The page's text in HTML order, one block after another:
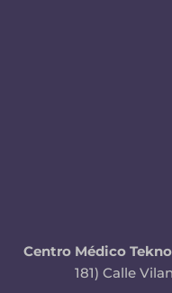
Centro Médico
181) Calle